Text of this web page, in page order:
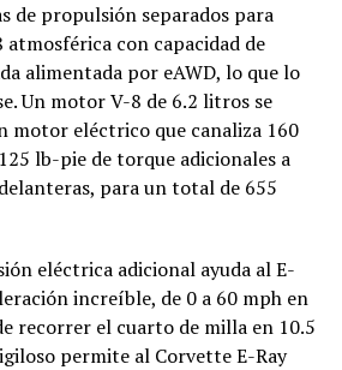
de propulsión separados para
con capacidad de
alimentada por eAWD, lo que lo
Un motor V-8 de 6.2 litros se
motor eléctrico que canaliza 160
lb-pie de torque adicionales a
para un total de 655
eléctrica adicional ayuda al E-
increíble, de 0 a 60 mph en
recorrer el cuarto de milla en 10.5
permite al Corvette E-Ray